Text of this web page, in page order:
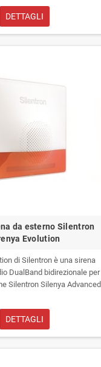
attraverso Smartphone
e PC. Telegestione totale
per l'installatore.
DETTAGLI
da esterno Silentron
Evolution
di Silentron è una sirena
DualBand bidirezionale per
Silentron Silenya
DETTAGLI